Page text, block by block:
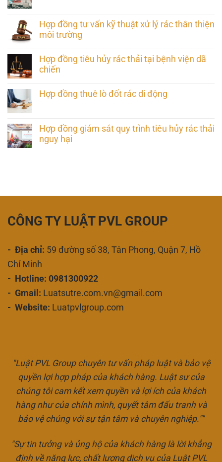
Hợp đồng tư vấn kỹ thuật xử lý rác thân thiện
môi trường
Hợp đồng tiêu hủy rác thải tại bệnh viện dã
chiến
Hợp đồng thuê lò đốt rác di động
Hợp đồng giám sát quy trình tiêu hủy rác thải
nguy hại
CÔNG TY LUẬT PVL GROUP
- Địa chỉ: 59 đường số 38, Tân Phong, Quận 7, Hồ
Chí Minh
- Hotline: 0981300922
- Gmail: Luatsutre.com.vn@gmail.com
- Website: Luatpvlgroup.com
"Luật PVL Group chuyên tư vấn pháp luật và bảo vệ
quyền lợi hợp pháp của khách hàng. Luật sư của
chúng tôi cam kết xem quyền và lợi ích của khách
hàng như của chính mình, quyết tâm đấu tranh và
bảo vệ chúng với sự tận tâm và chuyên nghiệp.""
"Sự tin tưởng và ủng hộ của khách hàng là lời khẳng
định về năng lực, chất lượng dịch vụ của Luật PVL